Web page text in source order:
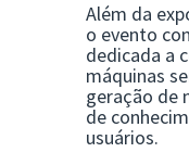
Além da
o evento
dedicada a
máquinas
geração de
de
usuários.